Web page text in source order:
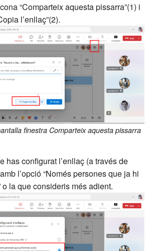
“Comparteix aquesta pissarra”(1) i
l’enllaç”(2).
finestra Comparteix aquesta pissarra
has configurat l’enllaç (a través de
l’opció “Només persones que ja hi
o la que consideris més adient.